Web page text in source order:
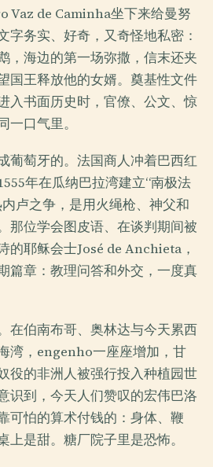
Vaz de Caminha坐下来给曼努
字务实、好奇，又奇怪地私密：
，海边的第一场弥撒，信末还夹
国王释放他的女婿。奠基性文件
入书面历史时，官僚、公文、惊
一口气里。
葡萄牙的。法国商人冲着巴西红
年在瓜纳巴拉湾建立“南极法
卢之争，是用火绳枪、神父和
那位学会图皮语、在谈判期间被
的耶稣会士José de Anchieta，
篇章：教理问答和外交，一度真
在伯南布哥、奥林达与今天累西
湾，engenho一座座增加，甘
役的非洲人被强行投入种植园世
识到，今天人们赞叹的宏伟巴洛
可怕的算术付钱的：身体、鞭
上是甜。糖厂院子里是恐怖。